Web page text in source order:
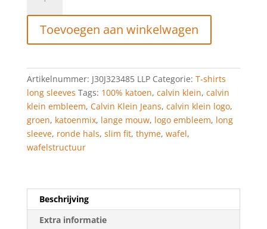
Slim
Wafel-
T-
Met
Lange
Mouwen
Thyme
aantal
Toevoegen aan winkelwagen
Artikelnummer: J30J323485 LLP Categorie: T-shirts
long sleeves Tags: 100% katoen, calvin klein, calvin
klein embleem, Calvin Klein Jeans, calvin klein logo,
groen, katoenmix, lange mouw, logo embleem, long
sleeve, ronde hals, slim fit, thyme, wafel,
wafelstructuur
Beschrijving
Extra informatie